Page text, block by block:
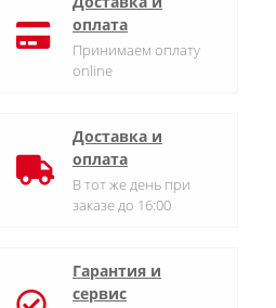
оплата
Принимаем оплату
online
Доставка и
оплата
В тот же день при
заказе до 16:00
Гарантия и
сервис